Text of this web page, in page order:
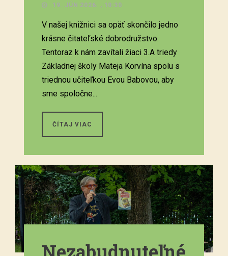
19. JÚN 2026. , 10:30
V našej knižnici sa opäť skončilo jedno
krásne čitateľské dobrodružstvo.
Tentoraz k nám zavítali žiaci 3.A triedy
Základnej školy Mateja Korvína spolu s
triednou učiteľkou Evou Babovou, aby
sme spoločne...
ČÍTAJ VIAC